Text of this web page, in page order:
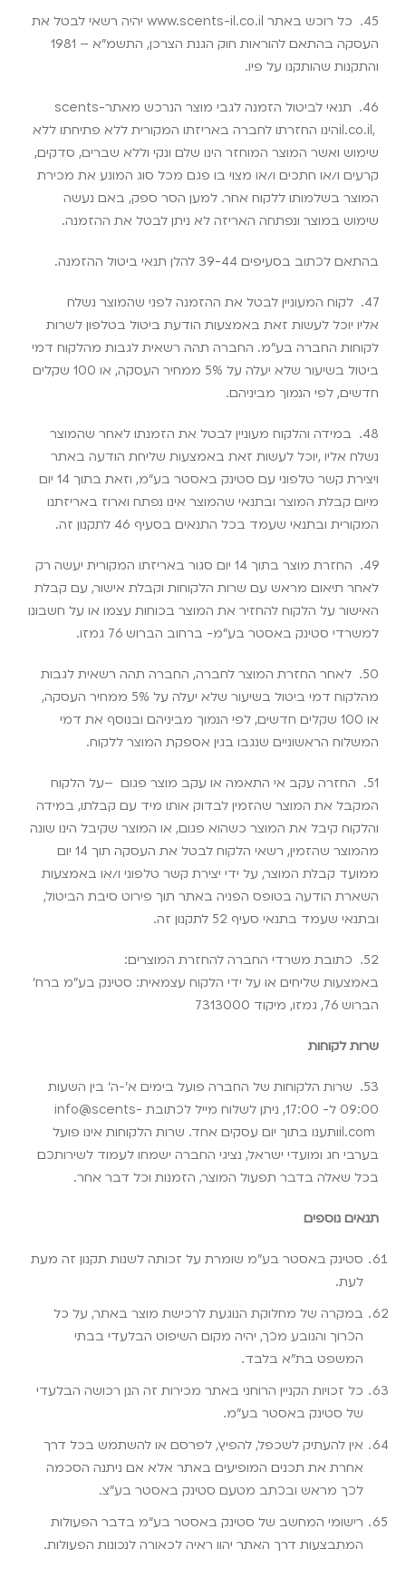
45. כל רוכש באתר www.scents-il.co.il יהיה רשאי לבטל את
העסקה בהתאם להוראות חוק הגנת הצרכן, התשמ”א – 1981
והתקנות שהותקנו על פיו.
46. תנאי לביטול הזמנה לגבי מוצר הנרכש מאתרscents-
il.co.il,הינו החזרתו לחברה באריזתו המקורית ללא פתיחתו ללא
שימוש ואשר המוצר המוחזר הינו שלם ונקי וללא שברים, סדקים,
קרעים ו/או חתכים ו/או מצוי בו פגם מכל סוג המונע את מכירת
המוצר בשלמותו ללקוח אחר. למען הסר ספק, באם נעשה
שימוש במוצר ונפתחה האריזה לא ניתן לבטל את ההזמנה.
בהתאם לכתוב בסעיפים 39-44 להלן תנאי ביטול ההזמנה .
47.
לקוח המעוניין לבטל את ההזמנה לפני שהמוצר נשלח
אליו יוכל לעשות זאת באמצעות הודעת ביטול בטלפון לשרות
לקוחות החברה בע”מ. החברה תהה רשאית לגבות מהלקוח דמי
ביטול בשיעור שלא יעלה על 5% ממחיר העסקה, או 100 שקלים
חדשים, לפי הנמוך מביניהם.
48.
במידה והלקוח מעוניין לבטל את הזמנתו לאחר שהמוצר
נשלח אליו ,יוכל לעשות זאת באמצעות שליחת הודעה באתר
ויצירת קשר טלפוני עם סטינק באסטר בע”מ, וזאת בתוך 14 יום
מיום קבלת המוצר ובתנאי שהמוצר אינו נפתח וארוז באריזתנו
המקורית ובתנאי שעמד בכל התנאים בסעיף 46 לתקנון זה
.
49.
החזרת מוצר בתוך 14 יום סגור באריזתו המקורית יעשה רק
לאחר תיאום מראש עם שרות הלקוחות וקבלת אישור, עם קבלת
האישור על הלקוח להחזיר את המוצר בכוחות עצמו או על חשבונו
למשרדי סטינק באסטר בע”מ- ברחוב הברוש 76 גמזו
.
50.
לאחר החזרת המוצר לחברה, החברה תהה רשאית לגבות
מהלקוח דמי ביטול בשיעור שלא יעלה על 5% ממחיר העסקה,
או 100 שקלים חדשים, לפי הנמוך מביניהם ובנוסף את דמי
המשלוח הראשוניים שנגבו בגין אספקת המוצר ללקוח.
51. החזרה עקב אי התאמה או עקב מוצר פגום –על הלקוח
המקבל את המוצר שהזמין לבדוק אותו מיד עם קבלתו, במידה
והלקוח קיבל את המוצר כשהוא פגום, או המוצר שקיבל הינו שונה
מהמוצר שהזמין, רשאי הלקוח לבטל את העסקה תוך 14 יום
ממועד קבלת המוצר, על ידי יצירת קשר טלפוני ו/או באמצעות
השארת הודעה בטופס הפניה באתר תוך פירוט סיבת הביטול,
ובתנאי שעמד בתנאי סעיף 52 לתקנון זה
.
52. כתובת משרדי החברה להחזרת המוצרים:
באמצעות שליחים או על ידי הלקוח עצמאית: סטינק בע”מ ברח’
הברוש 76, גמזו, מיקוד
7313000
שרות לקוחות
53.
שרות הלקוחות של החברה פועל בימים א’-ה’ בין השעות
09:00 ל- 17:00, ניתן לשלוח מייל לכתובת
info@scents-
il.comותענו בתוך יום עסקים אחד. שרות הלקוחות אינו פועל
בערבי חג ומועדי ישראל, נציגי החברה ישמחו לעמוד לשירותכם
בכל שאלה בדבר תפעול המוצר, הזמנות וכל דבר אחר.
תנאים נוספים
סטינק באסטר בע"מ שומרת על זכותה לשנות תקנון זה מעת
לעת.
במקרה של מחלוקת הנוגעת לרכישת מוצר באתר, על כל
הכרוך והנובע מכך, יהיה מקום השיפוט הבלעדי בבתי
המשפט בת”א בלבד.
כל זכויות הקניין הרוחני באתר מכירות זה הנן רכושה הבלעדי
של סטינק באסטר בע"מ.
אין להעתיק לשכפל, להפיץ, לפרסם או להשתמש בכל דרך
אחרת את תכנים המופיעים באתר אלא אם ניתנה הסכמה
לכך מראש ובכתב מטעם סטינק באסטר בע"צ.
רישומי המחשב של סטינק באסטר בע"מ בדבר הפעולות
המתבצעות דרך האתר יהוו ראיה לכאורה לנכונות הפעולות.